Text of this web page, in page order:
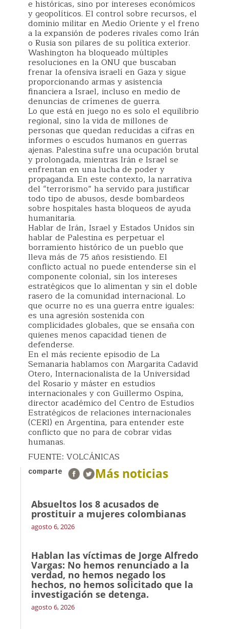
e históricas, sino por intereses económicos
y geopolíticos. El control sobre recursos, el
dominio militar en Medio Oriente y el freno
a la expansión de poderes rivales como Irán
o Rusia son pilares de su política exterior.
Washington ha bloqueado múltiples
resoluciones en la ONU que buscaban
frenar la ofensiva israelí en Gaza y sigue
proporcionando armas y asistencia
financiera a Israel, incluso en medio de
denuncias de crímenes de guerra.
Lo que está en juego no es solo el equilibrio
regional, sino la vida de millones de
personas que quedan reducidas a cifras en
informes o escudos humanos en guerras
ajenas. Palestina sufre una ocupación brutal
y prolongada, mientras Irán e Israel se
enfrentan en una lucha de poder y
propaganda. En este contexto, la narrativa
del “terrorismo” ha servido para justificar
todo tipo de abusos, desde bombardeos
sobre hospitales hasta bloqueos de ayuda
humanitaria.
Hablar de Irán, Israel y Estados Unidos sin
hablar de Palestina es perpetuar el
borramiento histórico de un pueblo que
lleva más de 75 años resistiendo. El
conflicto actual no puede entenderse sin el
componente colonial, sin los intereses
estratégicos que lo alimentan y sin el doble
rasero de la comunidad internacional. Lo
que ocurre no es una guerra entre iguales:
es una agresión sostenida con
complicidades globales, que se ensaña con
quienes menos capacidad tienen de
defenderse.
En el más reciente episodio de La
Semanaria hablamos con Margarita Cadavid
Otero, Internacionalista de la Universidad
del Rosario y máster en estudios
internacionales y con Guillermo Ospina,
director académico del Centro de Estudios
Estratégicos de relaciones internacionales
(CERI) en Argentina, para entender este
conflicto que no para de cobrar vidas
humanas.
FUENTE: VOLCÁNICAS
comparte Más noticias
Absueltos los 8 acusados de
prostituir a mujeres colombianas
agosto 6, 2026
Hablan las víctimas de Jorge Alfredo
Vargas: No hemos renunciado a la
verdad, no hemos negado los
hechos, no hemos solicitado que la
investigación se detenga.
agosto 6, 2026